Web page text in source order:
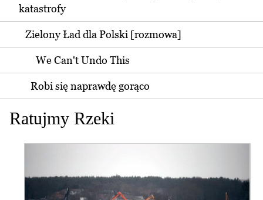
katastrofy
Zielony Ład dla Polski [rozmowa]
We Can't Undo This
Robi się naprawdę gorąco
Ratujmy Rzeki